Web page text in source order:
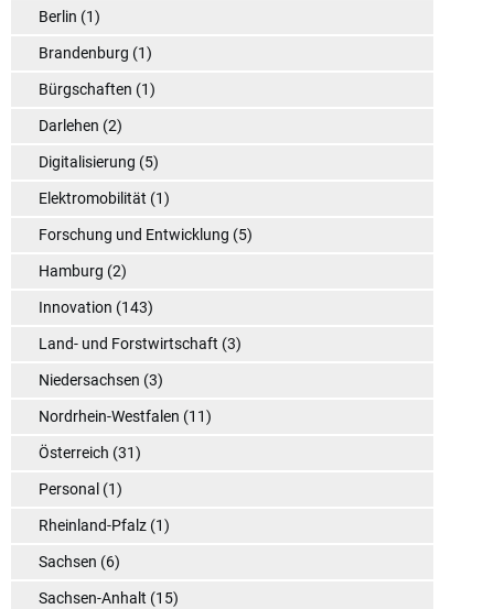
Berlin (1)
Brandenburg (1)
Bürgschaften (1)
Darlehen (2)
Digitalisierung (5)
Elektromobilität (1)
Forschung und Entwicklung (5)
Hamburg (2)
Innovation (143)
Land- und Forstwirtschaft (3)
Niedersachsen (3)
Nordrhein-Westfalen (11)
Österreich (31)
Personal (1)
Rheinland-Pfalz (1)
Sachsen (6)
Sachsen-Anhalt (15)